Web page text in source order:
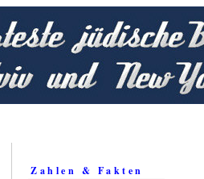
Zahlen & Fakten